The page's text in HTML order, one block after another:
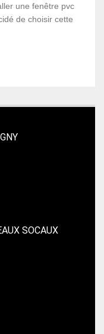
une fenêtre pvc
de choisir cette
SOCAUX